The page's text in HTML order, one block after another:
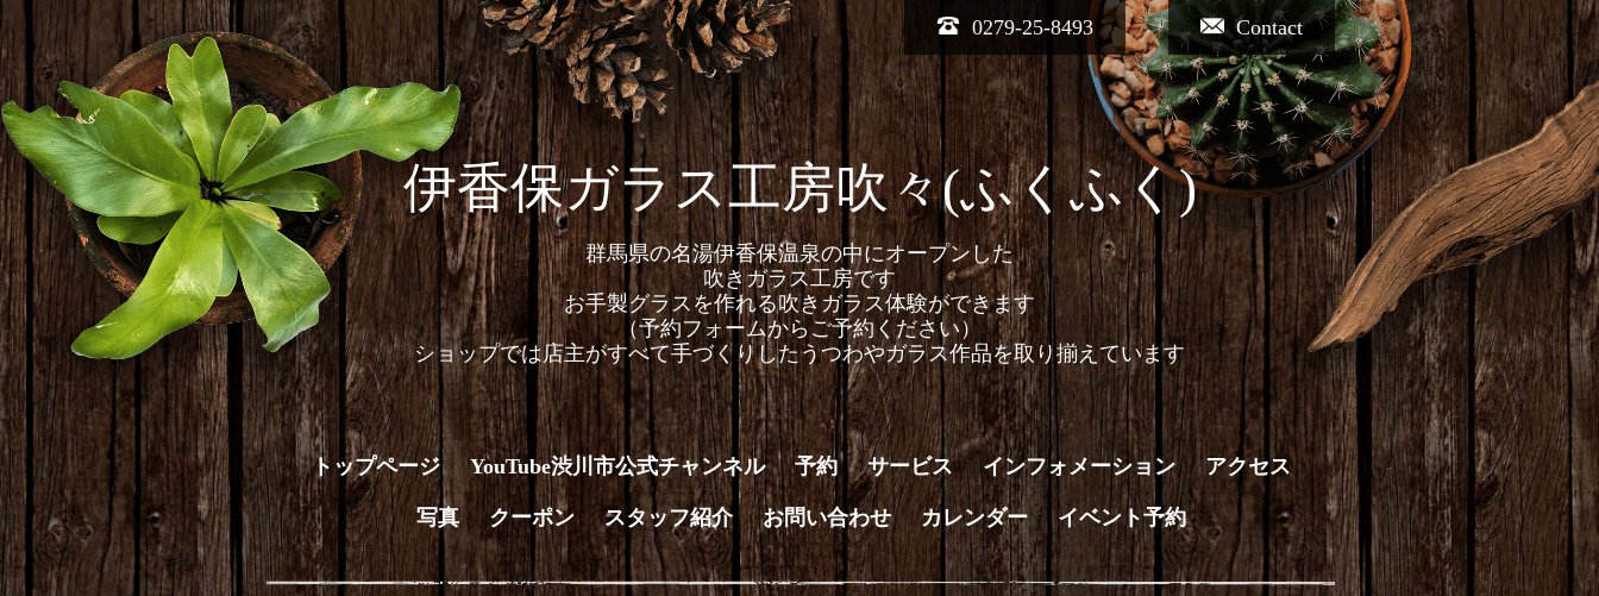
Contact
0279-25-8493
伊香保ガラス工房吹々(ふくふく)
群馬県の名湯伊香保温泉の中にオープンした
吹きガラス工房です
お手製グラスを作れる吹きガラス体験ができます
（予約フォームからご予約ください）
ショップでは店主がすべて手づくりしたうつわやガラス作品を取り揃えています
トップページ YouTube渋川市公式チャンネル 予約 サービス インフォメーション アクセス
写真 クーポン スタッフ紹介 お問い合わせ カレンダー イベント予約